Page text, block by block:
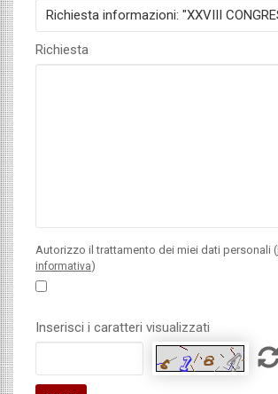
Richiesta
Autorizzo il trattamento dei miei dati personali (
informativa)
Inserisci i caratteri visualizzati